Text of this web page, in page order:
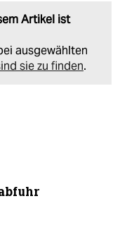
Artikel ist
ausgewählten
sie zu finden.